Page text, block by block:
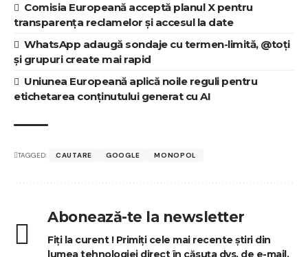
Comisia Europeană acceptă planul X pentru
transparența reclamelor și accesul la date
WhatsApp adaugă sondaje cu termen-limită, @toți
și grupuri create mai rapid
Uniunea Europeană aplică noile reguli pentru
etichetarea conținutului generat cu AI
TAGGED: CAUTARE GOOGLE MONOPOL
Abonează-te la newsletter
Fiți la curent ! Primiți cele mai recente știri din
lumea tehnologiei direct în căsuța dvs. de e-mail.